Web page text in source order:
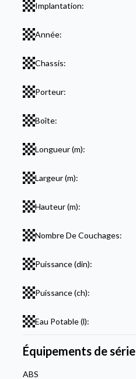
Implantation:
Année:
Chassis:
Porteur:
Boîte:
Longueur (m):
Largeur (m):
Hauteur (m):
Nombre De Couchages:
Puissance (din):
Puissance (ch):
Eau Potable (l):
Équipements de série
ABS